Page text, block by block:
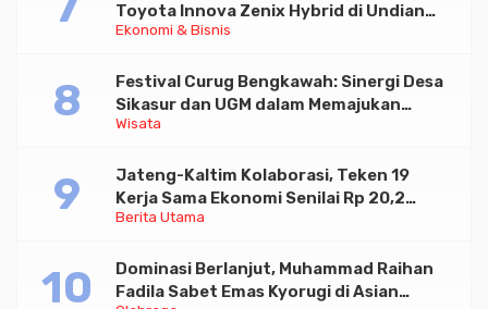
Ekonomi & Bisnis
Toyota Innova Zenix Hybrid di Undian
Tabungan Bima Bank Jateng
Wisata
Festival Curug Bengkawah: Sinergi Desa
Sikasur dan UGM dalam Memajukan
Wisata serta UMKM Lokal
Berita Utama
Jateng-Kaltim Kolaborasi, Teken 19
Kerja Sama Ekonomi Senilai Rp 20,2
Triliun
Dominasi Berlanjut, Muhammad Raihan
Fadila Sabet Emas Kyorugi di Asian